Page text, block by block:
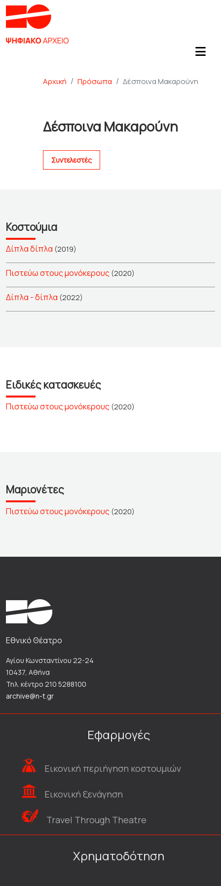
Αρχική Πρόσωπα Δέσποινα Μακαρούνη
Δέσποινα Μακαρούνη
Συντελεστές
Κοστούμια
Δίπλα δίπλα (2019)
Πιστεύω στους μονόκερους (2020)
Δίπλα - δίπλα (2022)
Ειδικές κατασκευές
Πιστεύω στους μονόκερους (2020)
Μαριονέτες
Πιστεύω στους μονόκερους (2020)
Εθνικό Θέατρο
Αγίου Κωνσταντίνου 22-24
10437, Αθήνα
Τηλ. κέντρο 210 5288100
archive@n-t.gr
Εφαρμογές
Εικονική περιήγηση κοστουμιών
Εικονική ξενάγηση
Travel Through Theatre
Χρηματοδότηση